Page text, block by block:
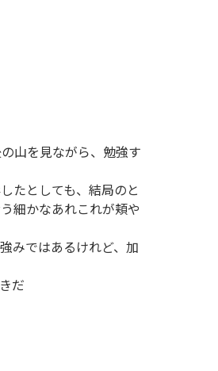
山を見ながら、勉強す
たとしても、結局のと
細かなあれこれが頬や
みではあるけれど、加
だ